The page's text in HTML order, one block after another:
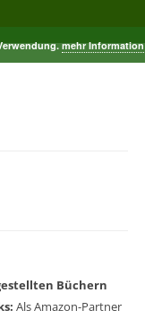
Büchern
Als Amazon-Partner
mehr Information